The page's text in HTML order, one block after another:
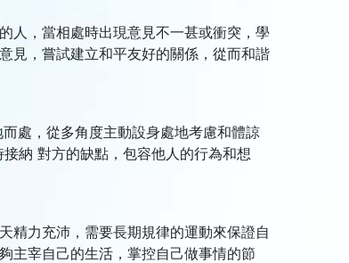
人，當相處時出現意見不一甚或衝突，學
見，嘗試建立和平友好的關係，從而和諧
處，從多角度主動設身處地考慮和體諒
納 對方的缺點，包容他人的行為和想
精力充沛，需要長期規律的運動來保證自
主宰自己的生活，掌控自己做事情的節